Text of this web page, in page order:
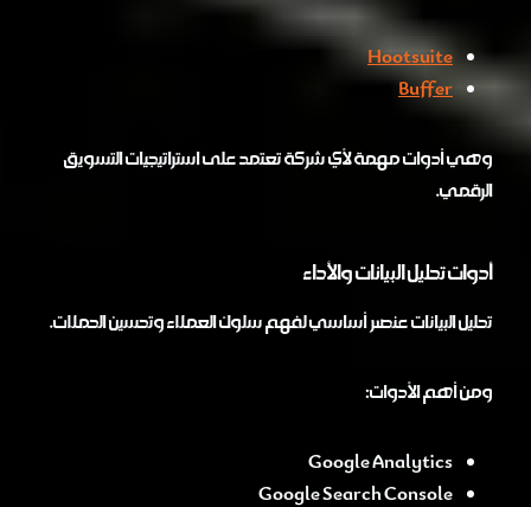
Hootsuite
Buffer
وهي أدوات مهمة لأي شركة تعتمد على استراتيجيات التسويق
الرقمي.
أدوات تحليل البيانات والأداء
تحليل البيانات عنصر أساسي لفهم سلوك العملاء وتحسين الحملات.
ومن أهم الأدوات:
Google Analytics
Google Search Console